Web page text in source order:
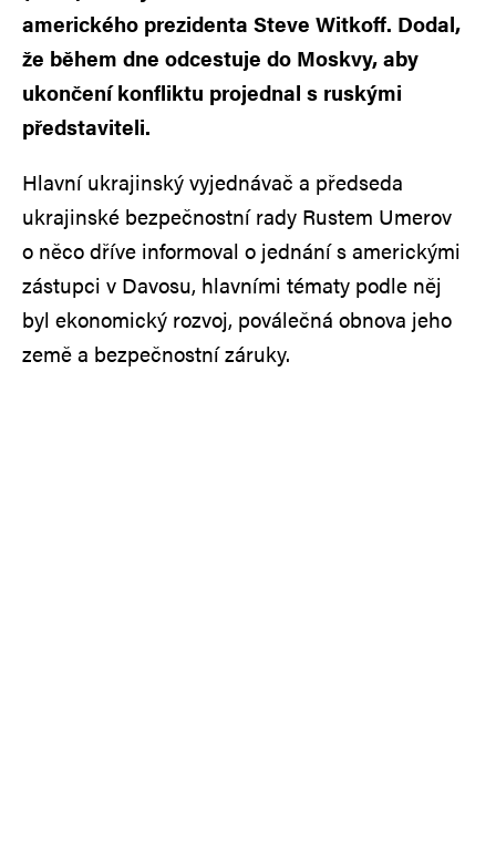
amerického prezidenta Steve Witkoff. Dodal,
že během dne odcestuje do Moskvy, aby
ukončení konfliktu projednal s ruskými
představiteli.
Hlavní ukrajinský vyjednávač a předseda
ukrajinské bezpečnostní rady Rustem Umerov
o něco dříve informoval o jednání s americkými
zástupci v Davosu, hlavními tématy podle něj
byl ekonomický rozvoj, poválečná obnova jeho
země a bezpečnostní záruky.